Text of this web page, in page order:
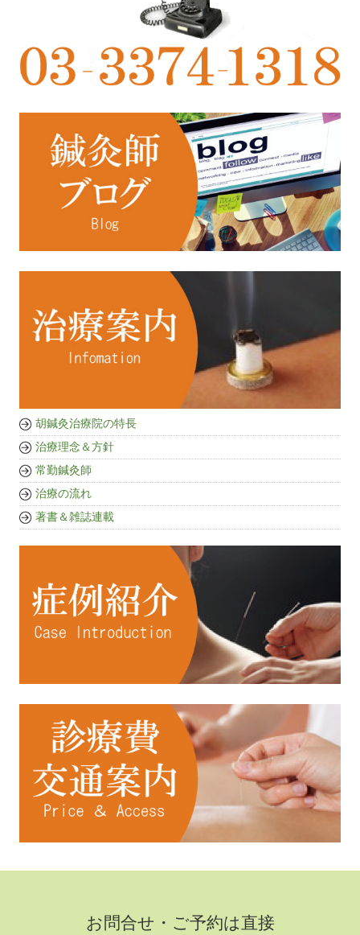
胡鍼灸治療院の特長
治療理念＆方針
常勤鍼灸師
治療の流れ
著書＆雑誌連載
お問合せ・ご予約は直接